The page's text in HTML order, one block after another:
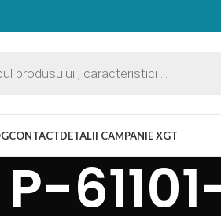
CONTACTDETALII CAMPANIE XGT
P-